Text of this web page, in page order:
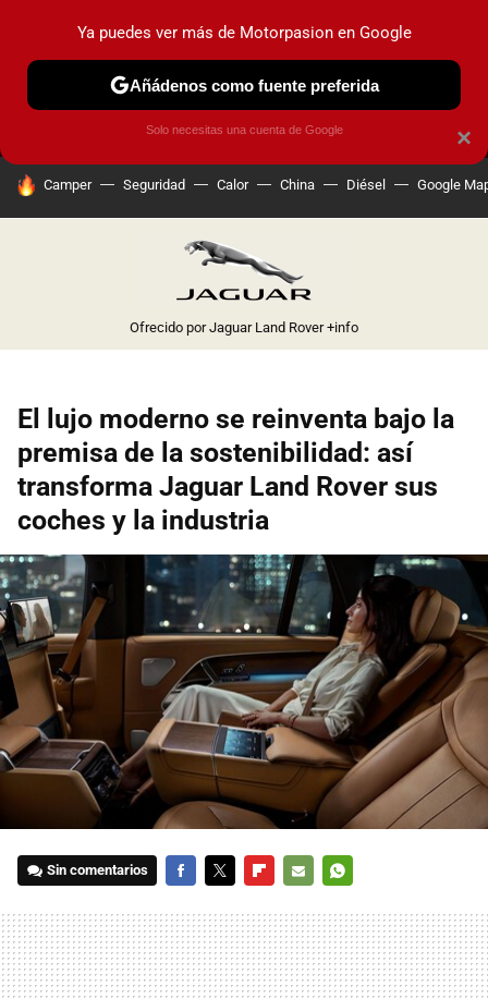
MENÚ NUEVO
COCHES ELÉCTRICOS OBSERVATORIO
HOY SE HABLA DE
Camper Seguridad Calor China Diésel Google
Ofrecido por Jaguar Land Rover+info
El lujo moderno se reinventa bajo la
premisa de la sostenibilidad: así
transforma Jaguar Land Rover sus
coches y la industria
Sin comentarios
MAIL
×
Ya puedes ver más de Motorpasion en Google
Añádenos como fuente preferida
Solo necesitas una cuenta de Google